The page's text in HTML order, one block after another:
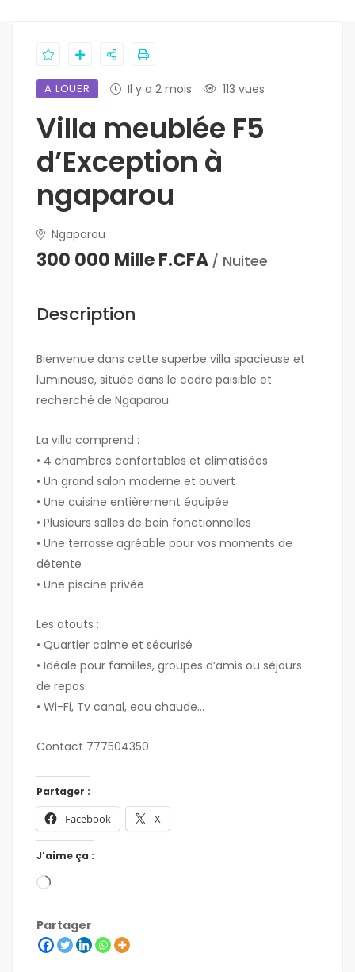
A LOUER Il y a 2 mois 113 vues
Villa meublée F5
d’Exception à
ngaparou
Ngaparou
300 000 Mille F.CFA / Nuitee
Description
Bienvenue dans cette superbe villa spacieuse et
lumineuse, située dans le cadre paisible et
recherché de Ngaparou.
La villa comprend :
• 4 chambres confortables et climatisées
• Un grand salon moderne et ouvert
• Une cuisine entièrement équipée
• Plusieurs salles de bain fonctionnelles
• Une terrasse agréable pour vos moments de
détente
• Une piscine privée
Les atouts :
• Quartier calme et sécurisé
• Idéale pour familles, groupes d’amis ou séjours
de repos
• Wi-Fi, Tv canal, eau chaude…
Contact 777504350
Partager :
Facebook X
J’aime ça :
Partager